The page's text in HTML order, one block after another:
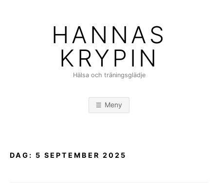
HANNAS
KRYPIN
Hälsa och träningsglädje
Meny
DAG: 5 SEPTEMBER 2025